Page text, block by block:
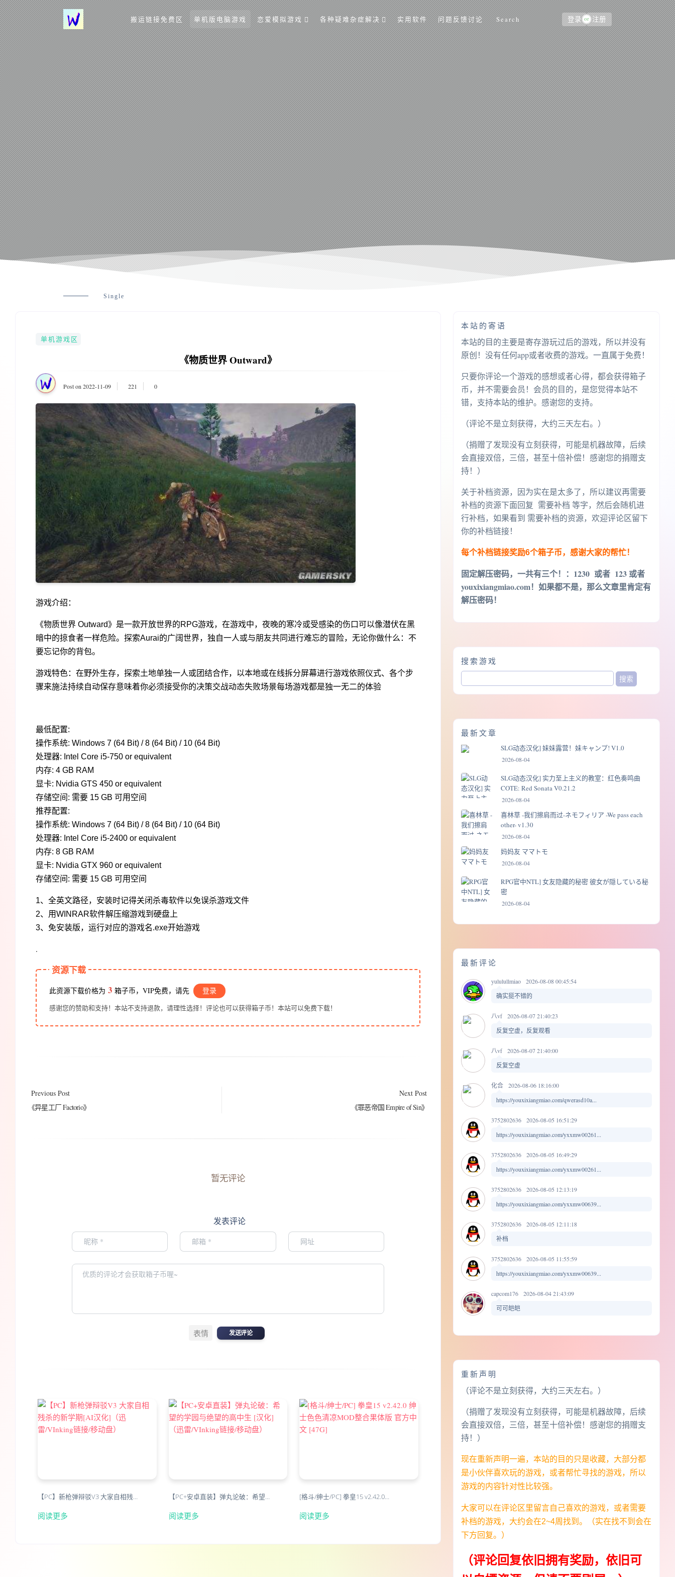
搬运链接免费区 单机版电脑游戏 恋爱模拟游戏 各种疑难杂症解决 实用软件 问题反馈讨论 Search 登录 or 注册
Single
单机游戏区
《物质世界 Outward》
Post on 2022-11-09 221 0
游戏介绍：
《物质世界 Outward》是一款开放世界的RPG游戏，在游戏中，夜晚的寒冷或受感染的伤口可以像潜伏在黑
暗中的掠食者一样危险。探索Aurai的广阔世界，独自一人或与朋友共同进行难忘的冒险，无论你做什么：不
要忘记你的背包。
游戏特色：在野外生存，探索土地单独一人或团结合作，以本地或在线拆分屏幕进行游戏依照仪式、各个步
骤来施法持续自动保存意味着你必须接受你的决策交战动态失败场景每场游戏都是独一无二的体验
最低配置:
操作系统: Windows 7 (64 Bit) / 8 (64 Bit) / 10 (64 Bit)
处理器: Intel Core i5-750 or equivalent
内存: 4 GB RAM
显卡: Nvidia GTS 450 or equivalent
存储空间: 需要 15 GB 可用空间
推荐配置:
操作系统: Windows 7 (64 Bit) / 8 (64 Bit) / 10 (64 Bit)
处理器: Intel Core i5-2400 or equivalent
内存: 8 GB RAM
显卡: Nvidia GTX 960 or equivalent
存储空间: 需要 15 GB 可用空间
1、全英文路径，安装时记得关闭杀毒软件以免误杀游戏文件
2、用WINRAR软件解压缩游戏到硬盘上
3、免安装版，运行对应的游戏名.exe开始游戏
.
资源下载
此资源下载价格为 3 箱子币，VIP免费，请先 登录
感谢您的赞助和支持！本站不支持退款，请理性选择！评论也可以获得箱子币！本站可以免费下载！
Previous Post
《异星工厂 Factorio》
Next Post
《罪恶帝国 Empire of Sin》
暂无评论
发表评论
表情 发送评论
【PC】新枪弹辩驳V3 大家自相残…
阅读更多
【PC+安卓直装】弹丸论破：希望…
阅读更多
[格斗/绅士/PC] 拳皇15 v2.42.0…
阅读更多
本站的寄语
本站的目的主要是寄存游玩过后的游戏，所以并没有
原创！没有任何app或者收费的游戏。一直属于免费！
只要你评论一个游戏的感想或者心得，都会获得箱子
币，并不需要会员！会员的目的，是您觉得本站不
错，支持本站的维护。感谢您的支持。
（评论不是立刻获得，大约三天左右。）
（捐赠了发现没有立刻获得，可能是机器故障，后续
会直接双倍，三倍，甚至十倍补偿！感谢您的捐赠支
持！）
关于补档资源，因为实在是太多了，所以建议再需要
补档的资源下面回复 需要补档 等字，然后会随机进
行补档，如果看到 需要补档的资源，欢迎评论区留下
你的补档链接！
每个补档链接奖励6个箱子币，感谢大家的帮忙！
固定解压密码，一共有三个！ ：1230 或者 123 或者
youxixiangmiao.com！如果都不是，那么文章里肯定有
解压密码！
搜索游戏
最新文章
SLG动态汉化] 妹妹露营！妹キャンプ! V1.0
2026-08-04
SLG动态汉化] 实力至上主义的教室：红色奏鸣曲
COTE: Red Sonata V0.21.2
2026-08-04
喜林草 -我们擦肩而过-ネモフィリア -We pass each
other- v1.30
2026-08-04
妈妈友 ママトモ
2026-08-04
RPG官中NTL] 女友隐藏的秘密 彼女が隠している秘
密
2026-08-04
最新评论
yululullmiao
2026-08-08 00:45:54
确实挺不错的
八vf
2026-08-07 21:40:23
反复空虚，反复观看
八vf
2026-08-07 21:40:00
反复空虚
化合
2026-08-06 18:16:00
https://youxixiangmiao.com/qwerasd10a...
3752802636
2026-08-05 16:51:29
https://youxixiangmiao.com/yxxmw00261...
3752802636
2026-08-05 16:49:29
https://youxixiangmiao.com/yxxmw00261...
3752802636
2026-08-05 12:13:19
https://youxixiangmiao.com/yxxmw00639...
3752802636
2026-08-05 12:11:18
补档
3752802636
2026-08-05 11:55:59
https://youxixiangmiao.com/yxxmw00639...
capcom176
2026-08-04 21:43:09
可可皑皑
重新声明
（评论不是立刻获得，大约三天左右。）
（捐赠了发现没有立刻获得，可能是机器故障，后续
会直接双倍，三倍，甚至十倍补偿！感谢您的捐赠支
持！）
现在重新声明一遍，本站的目的只是收藏，大部分都
是小伙伴喜欢玩的游戏，或者帮忙寻找的游戏，所以
游戏的内容针对性比较强。
大家可以在评论区里留言自己喜欢的游戏，或者需要
补档的游戏，大约会在2~4周找到。（实在找不到会在
下方回复。）
（评论回复依旧拥有奖励，依旧可